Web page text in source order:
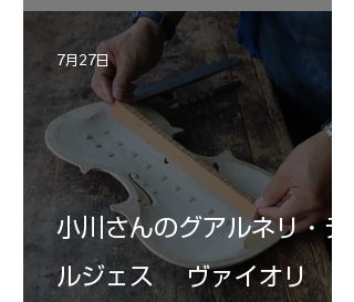
小川さんのグアルネリ・デ
ルジェス ヴァイオリ
7月27日